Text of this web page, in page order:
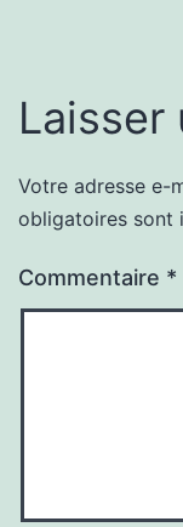
Laisser
Votre adresse e-
obligatoires sont
Commentaire *